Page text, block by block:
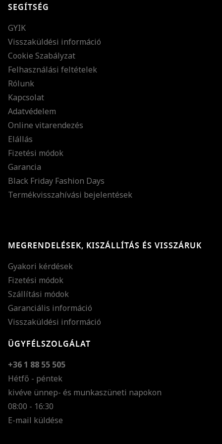
SEGÍTSÉG
GYIK
Visszaküldési információ
Cookie Szabályzat
Felhasználási feltételek
Rólunk
Kapcsolat
Adatvédelem
Online vitarendezés
Elállás
Fizetési módok
Garancia
Black Friday Fashion Days
Termékvisszahívási bejelentések
MEGRENDELÉSEK, KISZÁLLÍTÁS ÉS VISSZÁRUK
Gyakori kérdések
Fizetési módok
Szállítási módok
Garanciális információ
Visszaküldési információ
ÜGYFÉLSZOLGÁLAT
+36 1 88 55 505
Hétfő - péntek
kivéve ünnep- és munkaszüneti napokon
08:00 - 16:30
E-mail küldése